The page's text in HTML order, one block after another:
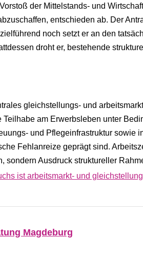
der Mittelstands- und
entschieden ab. Der
noch setzt er an den
droht er, bestehende
gleichstellungs- und
am Erwerbsleben unter
und Pflegeinfrastruktur sowie
Fehlanreize geprägt sind.
sondern Ausdruck struktureller
ist arbeitsmarkt- und
Magdeburg